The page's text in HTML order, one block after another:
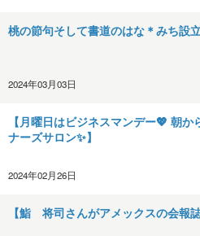
桃の節句そして書道のはな＊みち設
2024年03月03日
【月曜日はビジネスマンデー💖 朝か
ナーズサロン✨】
2024年02月26日
【鮨 将司さんがアメックスの会報誌